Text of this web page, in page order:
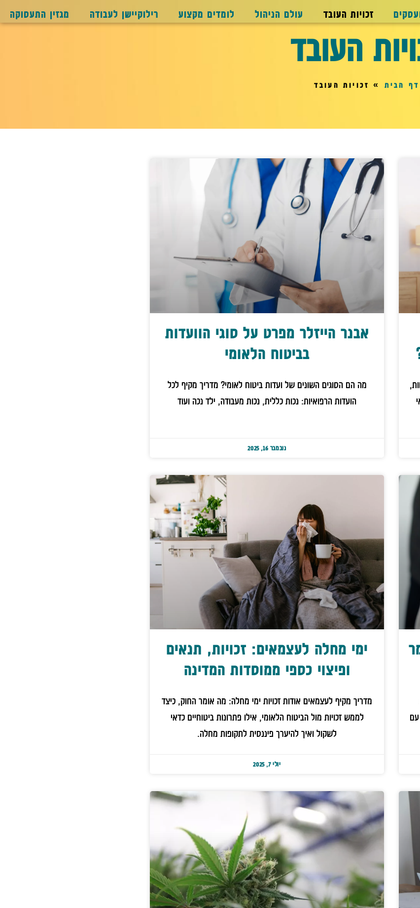
זכויות העובד עולם הניהול לומדים מקצוע רילוקיישן לעבודה מגזין התעסוקה
העובד
דף הבית » זכויות העובד
אבנר הייזלר מפרט על סוגי הוועדות
בביטוח הלאומי
מה הם הסוגים השונים של ועדות ביטוח לאומי? מדריך מקיף לכל
הועדות הרפואיות: נכות כללית, נכות מעבודה, ילד נכה ועוד
נובמבר 16, 2025
ימי מחלה לעצמאים: זכויות, תנאים
ופיצוי כספי ממוסדות המדינה
מדריך מקיף לעצמאים אודות זכויות ימי מחלה: מה אומר החוק, כיצד
לממש זכויות מול הביטוח הלאומי, אילו פתרונות ביטוחיים כדאי
לשקול ואיך להיערך פיננסית לתקופות מחלה.
יולי 7, 2025